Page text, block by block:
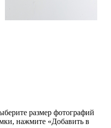
размер фотографий
нажмите «Добавить в